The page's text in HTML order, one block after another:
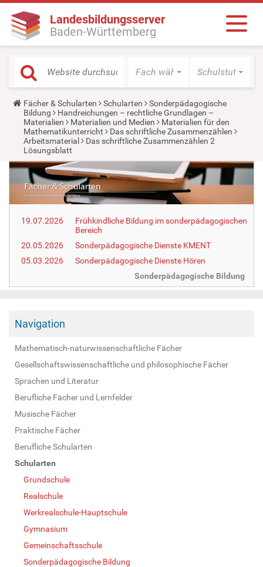
Landesbildungsserver
Baden-Württemberg
Fach wählen Schulstufe
Y
o
u
a
r
e
h
e
e
Fächer & Schularten Schularten
Sonderpädagogische
Bildung
Handreichungen – rechtliche Grundlagen –
Materialien
Materialien und Medien
Materialien für den
Mathematikunterricht
Das schriftliche Zusammenzählen
Arbeitsmaterial
Das schriftliche Zusammenzählen 2
Lösungsblatt
19.07.2026
Frühkindliche Bildung im sonderpädagogischen
Bereich
20.05.2026
Sonderpädagogische Dienste KMENT
05.03.2026
Sonderpädagogische Dienste Hören
Sonderpädagogische Bildung
Navigation
Mathematisch-naturwissenschaftliche Fächer
Gesellschaftswissenschaftliche und philosophische Fächer
Sprachen und Literatur
Berufliche Fächer und Lernfelder
Musische Fächer
Praktische Fächer
Berufliche Schularten
Schularten
Grundschule
Realschule
Werkrealschule-Hauptschule
Gymnasium
Gemeinschaftsschule
Sonderpädagogische Bildung